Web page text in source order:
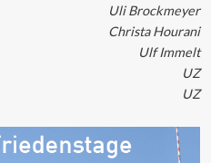
Uli Brockmeyer
Christa Hourani
Ulf Immelt
UZ
UZ